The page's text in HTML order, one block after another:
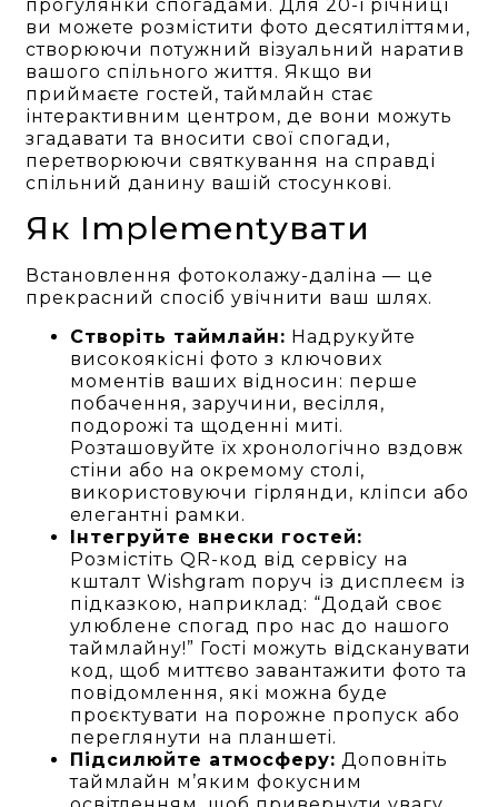
прогулянки спогадами. Для 20-ї річниці
ви можете розмістити фото десятиліттями,
створюючи потужний візуальний наратив
вашого спільного життя. Якщо ви
приймаєте гостей, таймлайн стає
інтерактивним центром, де вони можуть
згадавати та вносити свої спогади,
перетворюючи святкування на справді
спільний данину вашій стосункові.
Як Implementувати
Встановлення фотоколажу-даліна — це
прекрасний спосіб увічнити ваш шлях.
Створіть таймлайн: Надрукуйте
високоякісні фото з ключових
моментів ваших відносин: перше
побачення, заручини, весілля,
подорожі та щоденні миті.
Розташовуйте їх хронологічно вздовж
стіни або на окремому столі,
використовуючи гірлянди, кліпси або
елегантні рамки.
Інтегруйте внески гостей:
Розмістіть QR-код від сервісу на
кшталт Wishgram поруч із дисплеєм із
підказкою, наприклад: “Додай своє
улюблене спогад про нас до нашого
таймлайну!” Гості можуть відсканувати
код, щоб миттєво завантажити фото та
повідомлення, які можна буде
проєктувати на порожне пропуск або
переглянути на планшеті.
Підсилюйте атмосферу: Доповніть
таймлайн м’яким фокусним